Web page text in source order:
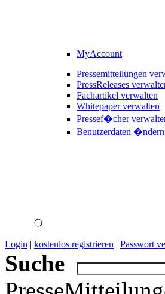
MyAccount
Pressemitteilungen
PressReleases
Fachartikel verwalten
Whitepaper verwalten
Pressef�cher
Benutzerdaten �ndern
Login | kostenlos registrieren | Passwort
Suche